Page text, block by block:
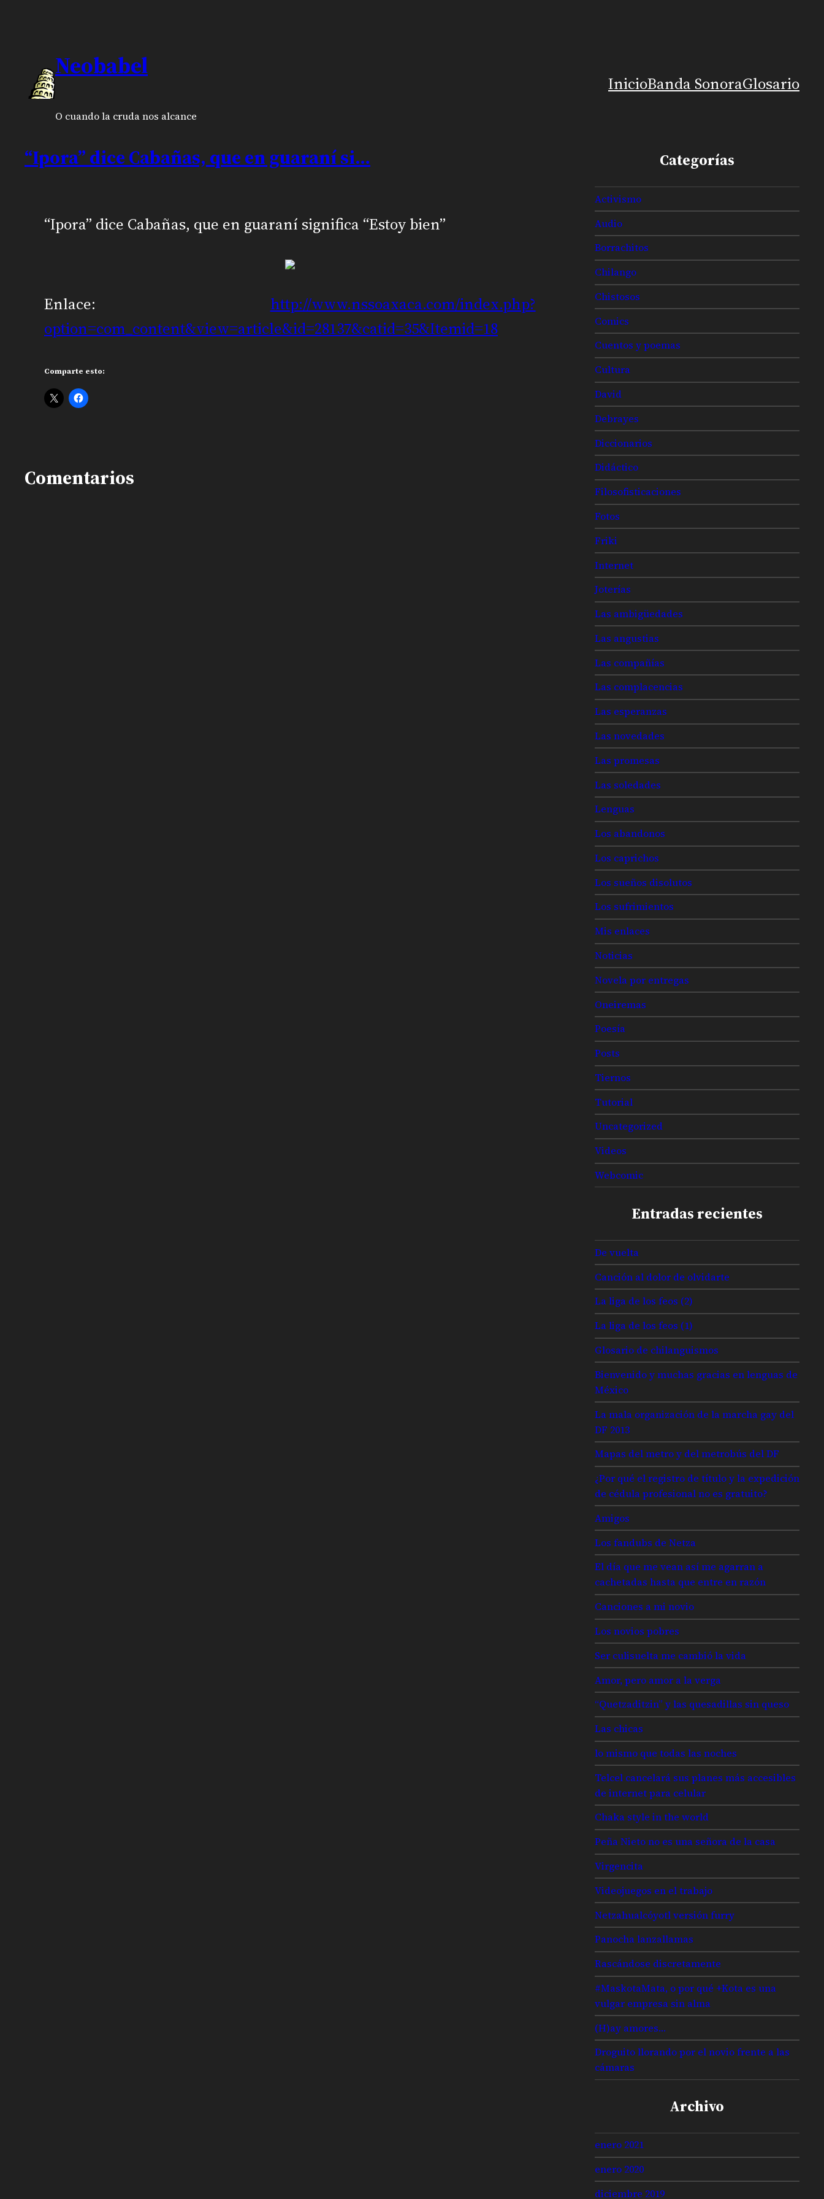
Neobabel
O cuando la cruda nos alcance
InicioBanda SonoraGlosario
“Ipora” dice Cabañas, que en guaraní si…
“Ipora” dice Cabañas, que en guaraní significa “Estoy bien”
Enlace: http://www.nssoaxaca.com/index.php?
option=com_content&view=article&id=28137&catid=35&Itemid=18
Comparte esto:
Comentarios
Categorías
Activismo
Audio
Borrachitos
Chilango
Chistosos
Comics
Cuentos y poemas
Cultura
David
Debrayes
Diccionarios
Didáctico
Filosofisticaciones
Fotos
Friki
Internet
Joterías
Las ambigüedades
Las angustias
Las compañías
Las complacencias
Las esperanzas
Las novedades
Las promesas
Las soledades
Lenguas
Los abandonos
Los caprichos
Los sueños disolutos
Los sufrimientos
Mis enlaces
Noticias
Novela por entregas
Oneiremas
Poesía
Posts
Tiernos
Tutorial
Uncategorized
Videos
Webcomic
Entradas recientes
De vuelta
Canción al dolor de olvidarte
La liga de los feos (2)
La liga de los feos (1)
Glosario de chilanguismos
Bienvenido y muchas gracias en lenguas de
México
La mala organización de la marcha gay del
DF 2013
Mapas del metro y del metrobús del DF
¿Por qué el registro de título y la expedición
de cédula profesional no es gratuito?
Amigos
Los fandubs de Netza
El día que me vean así me agarran a
cachetadas hasta que entre en razón
Canciones a mi novio
Los novios pobres
Ser culisuelta me cambió la vida
Amor, pero amor a la verga
“Quetzaditzin” y las quesadillas sin queso
Las chicas
lo mismo que todas las noches
Telcel cancelará sus planes más accesibles
de internet para celular
Chaka style in the world
Peña Nieto no es una señora de la casa
Virgencita
Videojuegos en el trabajo
Netzahualcóyotl versión furry
Panocha lanzallamas
Rascándose discretamente
#MaskotaMata, o por qué +Kota es una
vulgar empresa sin alma
(H)ay amores…
Droguito llorando por el novio frente a las
cámaras
Archivo
enero 2021
enero 2020
diciembre 2019